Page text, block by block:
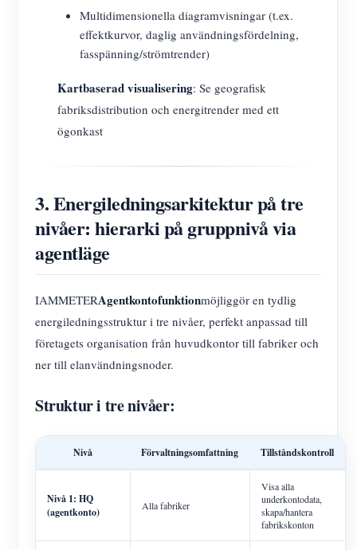
Multidimensionella diagramvisningar (t.ex.
effektkurvor, daglig användningsfördelning,
fasspänning/strömtrender)
Kartbaserad visualisering: Se geografisk
fabriksdistribution och energitrender med ett
ögonkast
3. Energiledningsarkitektur på tre
nivåer: hierarki på gruppnivå via
agentläge
IAMMETERAgentkontofunktionmöjliggör en tydlig
energiledningsstruktur i tre nivåer, perfekt anpassad till
företagets organisation från huvudkontor till fabriker och
ner till elanvändningsnoder.
Struktur i tre nivåer:
Nivå Förvaltningsomfattning Tillståndskontroll
Nivå 1: HQ
(agentkonto)
Alla fabriker
Visa alla
underkontodata,
skapa/hantera
fabrikskonton